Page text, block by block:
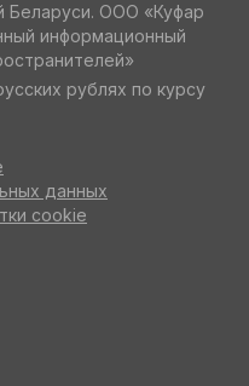
Беларуси. ООО «Куфар
информационный
рублях по курсу
данных
cookie